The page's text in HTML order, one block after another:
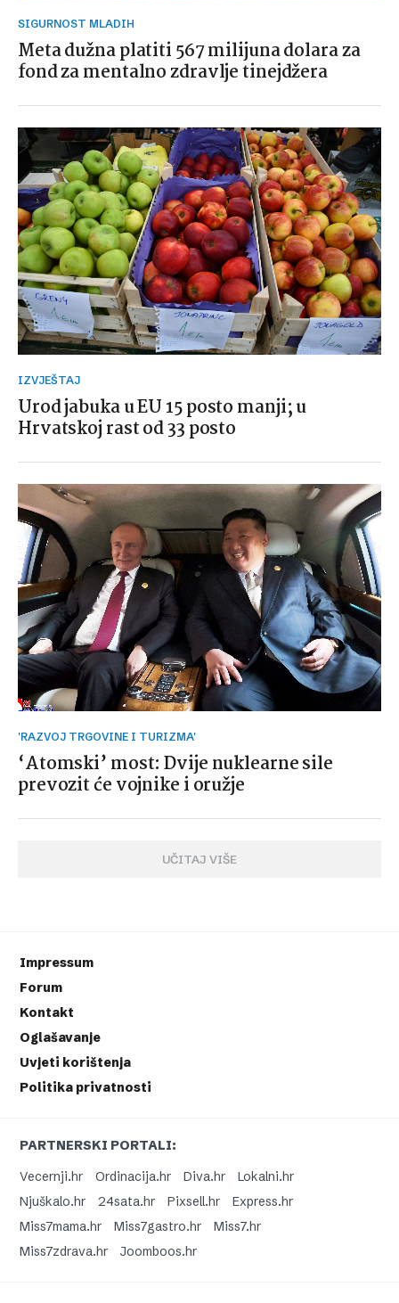
SIGURNOST MLADIH
Meta dužna platiti 567 milijuna dolara za
fond za mentalno zdravlje tinejdžera
IZVJEŠTAJ
Urod jabuka u EU 15 posto manji; u
Hrvatskoj rast od 33 posto
'RAZVOJ TRGOVINE I TURIZMA'
‘Atomski’ most: Dvije nuklearne sile
prevozit će vojnike i oružje
UČITAJ VIŠE
Impressum
Forum
Kontakt
Oglašavanje
Uvjeti korištenja
Politika privatnosti
PARTNERSKI PORTALI:
Vecernji.hr
Ordinacija.hr Diva.hr
Lokalni.hr
Njuškalo.hr
24sata.hr Pixsell.hr
Express.hr
Miss7mama.hr
Miss7gastro.hr
Miss7.hr
Miss7zdrava.hr
Joomboos.hr